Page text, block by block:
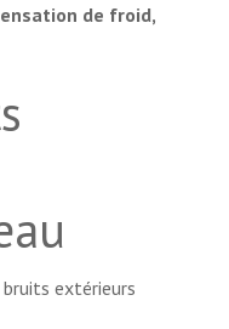
de froid,
extérieurs